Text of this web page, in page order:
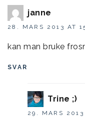
janne
28. MARS 2013 AT
kan man bruke
SVAR
Trine ;)
29. MARS